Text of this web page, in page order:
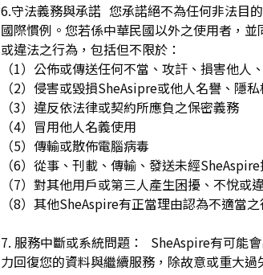
6.守法義務與承諾 您承諾絕不為任何非法目
國際慣例。您若係中華民國以外之使用者，
或違法之行為，包括但不限於：
（1）公佈或傳送任何不當、攻訐、損害他
（2）侵害或毀損SheAsipre或他人名譽、隱
（3）違反依法律或契約所應負之保密義務
（4）冒用他人名義使用
（5）傳輸或散佈電腦病毒
（6）從事、刊載、傳輸、發送未經
（7）對其他用戶或第三人產生困擾、不悅
（8）其他SheAspire有正當理由認為不適當
7. 服務中斷或系統問題： SheAspire有可能
力回復您的資料與繼續服務，除故意或重大過